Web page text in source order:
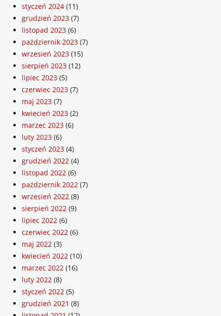
styczeń 2024 (11)
grudzień 2023 (7)
listopad 2023 (6)
październik 2023 (7)
wrzesień 2023 (15)
sierpień 2023 (12)
lipiec 2023 (5)
czerwiec 2023 (7)
maj 2023 (7)
kwiecień 2023 (2)
marzec 2023 (6)
luty 2023 (6)
styczeń 2023 (4)
grudzień 2022 (4)
listopad 2022 (6)
październik 2022 (7)
wrzesień 2022 (8)
sierpień 2022 (9)
lipiec 2022 (6)
czerwiec 2022 (6)
maj 2022 (3)
kwiecień 2022 (10)
marzec 2022 (16)
luty 2022 (8)
styczeń 2022 (5)
grudzień 2021 (8)